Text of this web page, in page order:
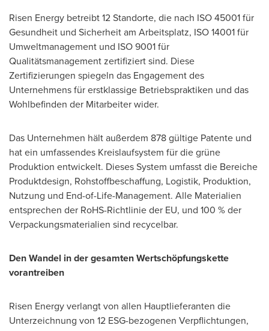
Risen Energy betreibt 12 Standorte, die nach ISO 45001 für
Gesundheit und Sicherheit am Arbeitsplatz, ISO 14001 für
Umweltmanagement und ISO 9001 für
Qualitätsmanagement zertifiziert sind. Diese
Zertifizierungen spiegeln das Engagement des
Unternehmens für erstklassige Betriebspraktiken und das
Wohlbefinden der Mitarbeiter wider.
Das Unternehmen hält außerdem 878 gültige Patente und
hat ein umfassendes Kreislaufsystem für die grüne
Produktion entwickelt. Dieses System umfasst die Bereiche
Produktdesign, Rohstoffbeschaffung, Logistik, Produktion,
Nutzung und End-of-Life-Management. Alle Materialien
entsprechen der RoHS-Richtlinie der EU, und 100 % der
Verpackungsmaterialien sind recycelbar.
Den Wandel in der gesamten Wertschöpfungskette
vorantreiben
Risen Energy verlangt von allen Hauptlieferanten die
Unterzeichnung von 12 ESG-bezogenen Verpflichtungen,